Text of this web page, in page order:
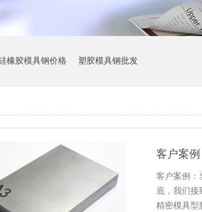
橡胶模具钢价格 塑胶模具钢批发
客户案例：
底，我们接
精密模具